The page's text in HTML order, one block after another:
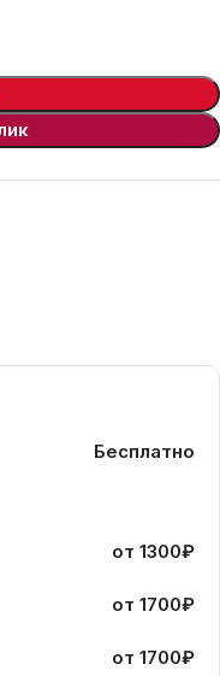
Бесплатно
от 1300₽
от 1700₽
от 1700₽